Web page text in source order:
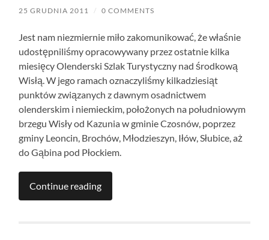
25 GRUDNIA 2011 / 0 COMMENTS
Jest nam niezmiernie miło zakomunikować, że właśnie
udostępniliśmy opracowywany przez ostatnie kilka
miesięcy Olenderski Szlak Turystyczny nad środkową
Wisłą. W jego ramach oznaczyliśmy kilkadziesiąt
punktów związanych z dawnym osadnictwem
olenderskim i niemieckim, położonych na południowym
brzegu Wisły od Kazunia w gminie Czosnów, poprzez
gminy Leoncin, Brochów, Młodzieszyn, Iłów, Słubice, aż
do Gąbina pod Płockiem.
Continue reading